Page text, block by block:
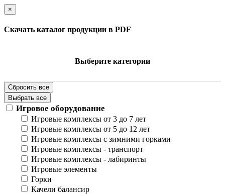
×
Скачать каталог продукции в PDF
Выберите категории
Сбросить все
Выбрать все
Игровое оборудование
Игровые комплексы от 3 до 7 лет
Игровые комплексы от 5 до 12 лет
Игровые комплексы с зимними горками
Игровые комплексы - транспорт
Игровые комплексы - лабиринты
Игровые элементы
Горки
Качели балансир